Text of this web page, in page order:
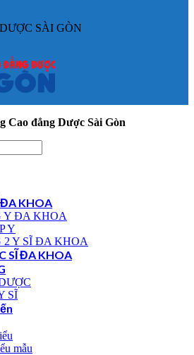
SÀI GÒN
Cao đẳng Dược Sài Gòn
ĐA KHOA
Y ĐA KHOA
Y
Y SĨ ĐA KHOA
SĨ ĐA KHOA
SĨ
mẫu